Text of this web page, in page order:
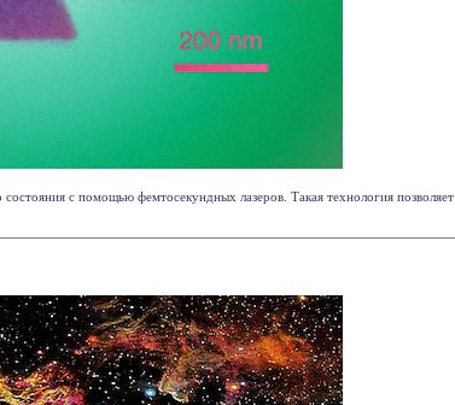
с помощью фемтосекундных лазеров. Такая технология позволяет